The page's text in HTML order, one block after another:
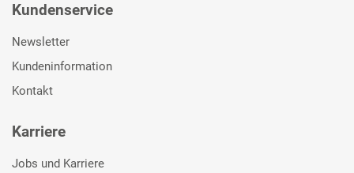
Kundenservice
Newsletter
Kundeninformation
Kontakt
Karriere
Jobs und Karriere